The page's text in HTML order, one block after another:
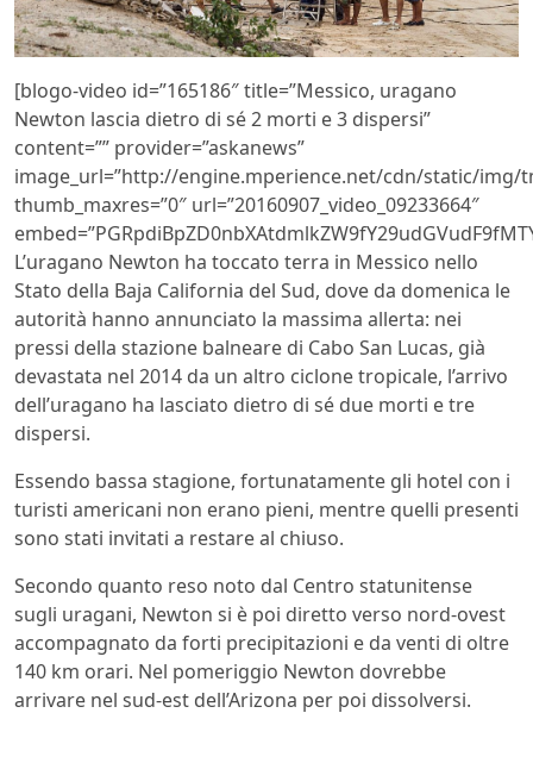
[blogo-video id=”165186″ title=”Messico, uragano
Newton lascia dietro di sé 2 morti e 3 dispersi”
content=”” provider=”askanews”
image_url=”http://engine.mperience.net/cdn/static/img/
thumb_maxres=”0″ url=”20160907_video_09233664″
L’uragano Newton ha toccato terra in Messico nello
Stato della Baja California del Sud, dove da domenica le
autorità hanno annunciato la massima allerta: nei
pressi della stazione balneare di Cabo San Lucas, già
devastata nel 2014 da un altro ciclone tropicale, l’arrivo
dell’uragano ha lasciato dietro di sé due morti e tre
dispersi.
Essendo bassa stagione, fortunatamente gli hotel con i
turisti americani non erano pieni, mentre quelli presenti
sono stati invitati a restare al chiuso.
Secondo quanto reso noto dal Centro statunitense
sugli uragani, Newton si è poi diretto verso nord-ovest
accompagnato da forti precipitazioni e da venti di oltre
140 km orari. Nel pomeriggio Newton dovrebbe
arrivare nel sud-est dell’Arizona per poi dissolversi.